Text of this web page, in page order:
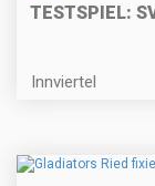
TESTSPIEL:
Innviertel